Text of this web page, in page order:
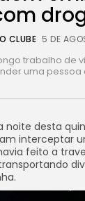
CLUBE 5 DE
trabalho de
uma pessoa
noite desta
interceptar
feito a